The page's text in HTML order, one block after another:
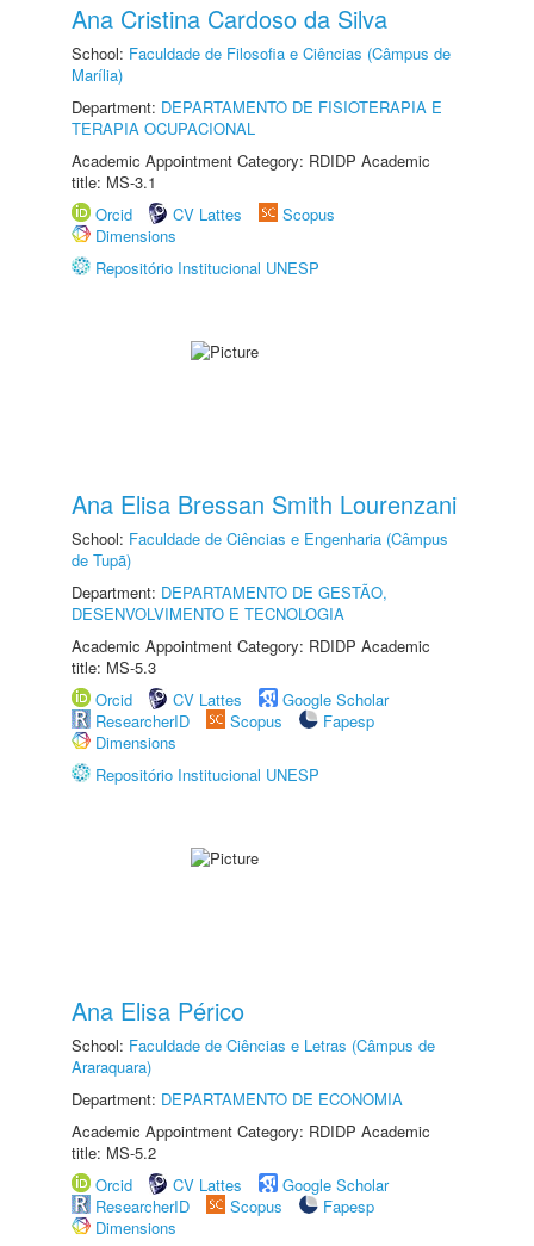
Ana Cristina Cardoso da Silva
School: Faculdade de Filosofia e Ciências (Câmpus de
Marília)
Department: DEPARTAMENTO DE FISIOTERAPIA E
TERAPIA OCUPACIONAL
Academic Appointment Category: RDIDP Academic
title: MS-3.1
Orcid
CV Lattes
Scopus
Dimensions
Repositório Institucional UNESP
Ana Elisa Bressan Smith Lourenzani
School: Faculdade de Ciências e Engenharia (Câmpus
de Tupã)
Department: DEPARTAMENTO DE GESTÃO,
DESENVOLVIMENTO E TECNOLOGIA
Academic Appointment Category: RDIDP Academic
title: MS-5.3
Orcid
CV Lattes
Google Scholar
ResearcherID
Scopus
Fapesp
Dimensions
Repositório Institucional UNESP
Ana Elisa Périco
School: Faculdade de Ciências e Letras (Câmpus de
Araraquara)
Department: DEPARTAMENTO DE ECONOMIA
Academic Appointment Category: RDIDP Academic
title: MS-5.2
Orcid
CV Lattes
Google Scholar
ResearcherID
Scopus
Fapesp
Dimensions